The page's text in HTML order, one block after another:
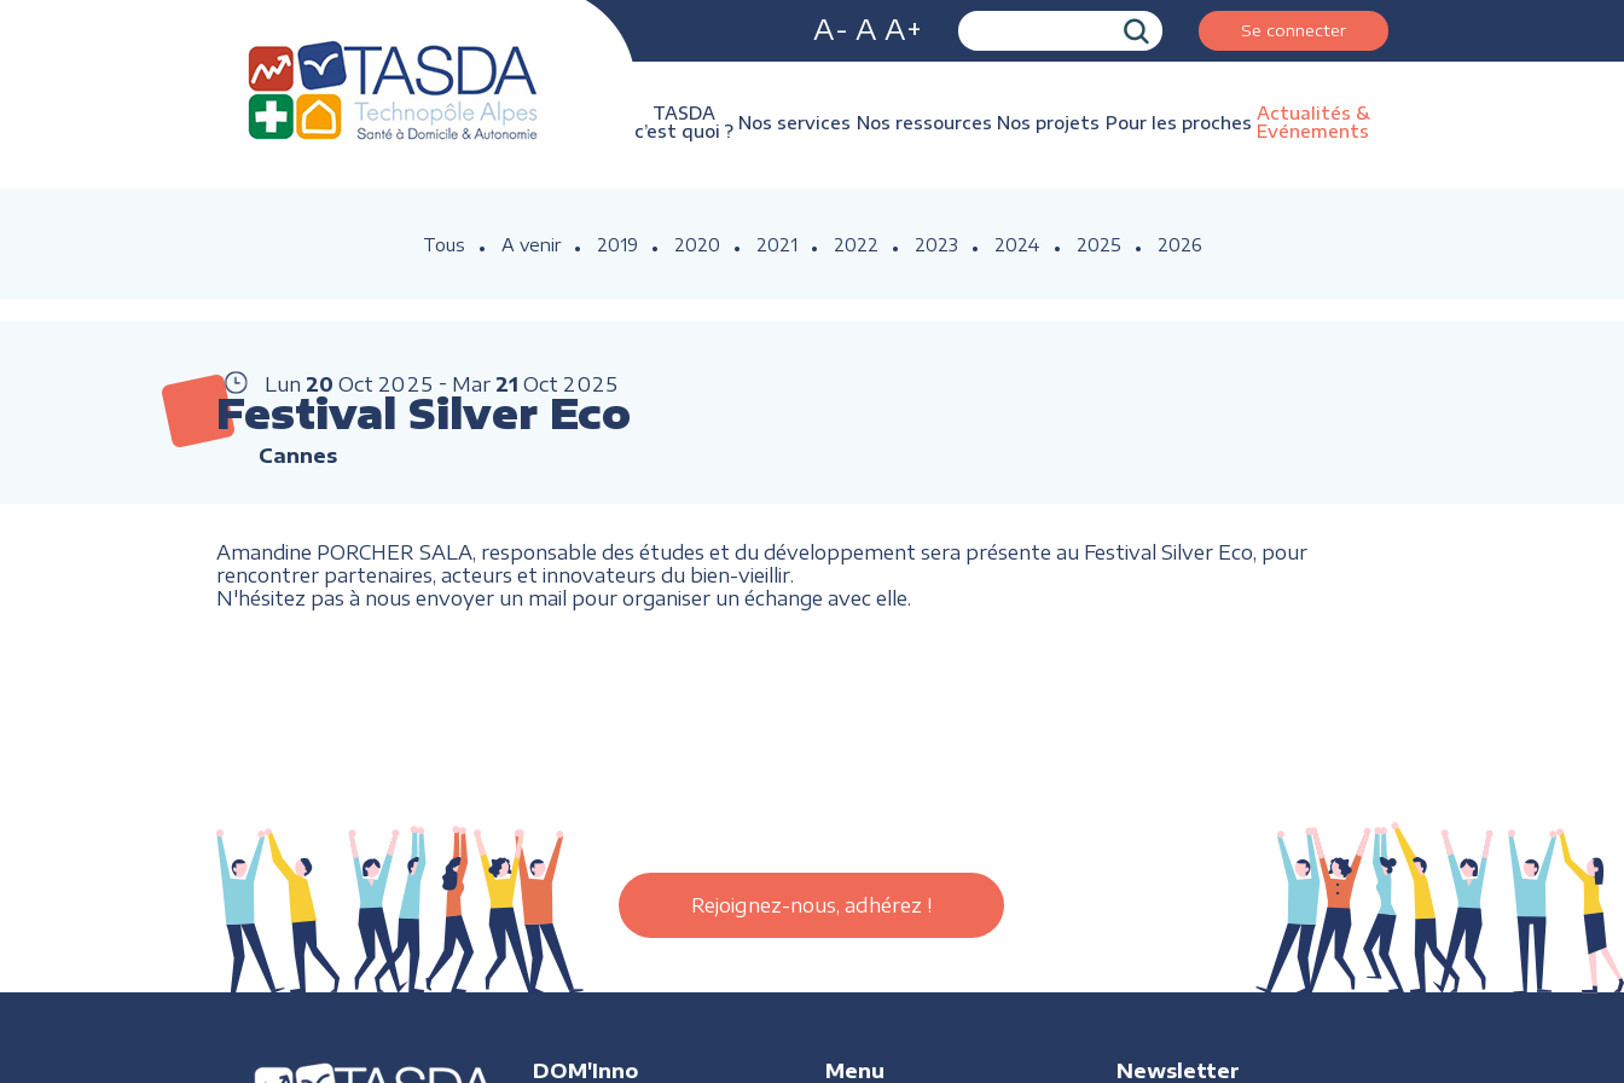
A- A A+ Se connecter
TASDA
c’est quoi ? Nos services Nos ressources Nos projets Pour les proches Actualités &
Evénements
Tous A venir 2019 2020 2021 2022 2023 2024 2025 2026
Lun 20 Oct 2025 Mar 21 Oct 2025
Festival Silver Eco
Cannes
Amandine PORCHER SALA, responsable des études et du développement sera présente au Festival Silver Eco, pour
rencontrer partenaires, acteurs et innovateurs du bien-vieillir.
N'hésitez pas à nous envoyer un mail pour organiser un échange avec elle.
Rejoignez-nous, adhérez !
DOM'Inno Menu Newsletter